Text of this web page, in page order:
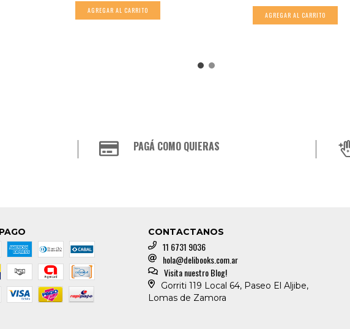
PAGÁ COMO QUIERAS
CONTACTANOS
11 6731 9036
hola@delibooks.com.ar
Visita nuestro Blog!
Gorriti 119 Local 64, Paseo El Aljibe,
Lomas de Zamora